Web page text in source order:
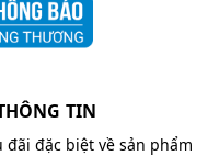
TIN
đặc biệt về sản phẩm